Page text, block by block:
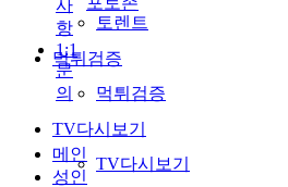
토렌트
먹튀검증
먹튀검증
TV다시보기
TV다시보기
사
항
1:1
문
의
메인
성인